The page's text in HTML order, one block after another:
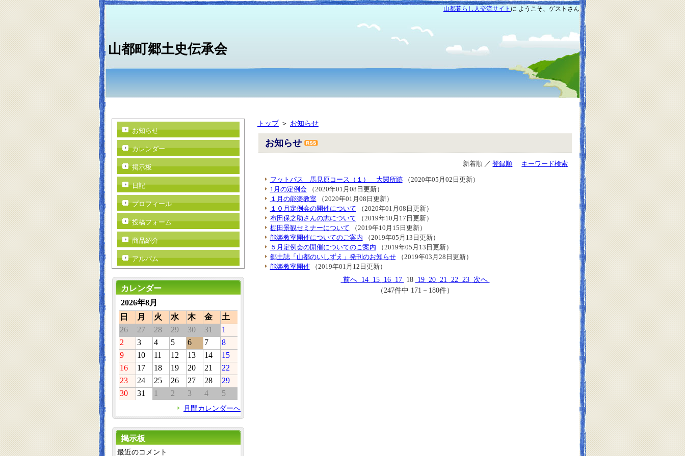
山都暮らし人交流サイト に ようこそ、ゲストさん
山都町郷土史伝承会
トップ＞ お知らせ
お知らせ
新着順 ／登録順 キーワード検索
フットパス 馬見原コース（１） 大関所跡（2020年05月02日更新）
1月の定例会（2020年01月08日更新）
１月の能楽教室（2020年01月08日更新）
１０月定例会の開催について （2020年01月08日更新）
布田保之助さんの志について （2019年10月17日更新）
棚田景観セミナーについて （2019年10月15日更新）
能楽教室開催についてのご案内 （2019年05月13日更新）
５月定例会の開催についてのご案内 （2019年05月13日更新）
郷土誌「山都のいしずえ」発刊のお知らせ（2019年03月28日更新）
能楽教室開催（2019年01月12日更新）
前へ 14 15 16 17 18 19 20 21 22 23 次へ
（247件中 171－180件）
お知らせ
カレンダー
掲示板
日記
プロフィール
投稿フォーム
商品紹介
アルバム
カレンダー
2026年8月
日
月 火 水 木 金
土
26
27 28 29 30 31
1
2
3 4 5 6 7
8
9
10 11 12 13 14
15
16
17 18 19 20 21
22
23
24 25 26 27 28
29
30
31 1 2 3 4 5
月間カレンダーへ
掲示板
最近のコメント